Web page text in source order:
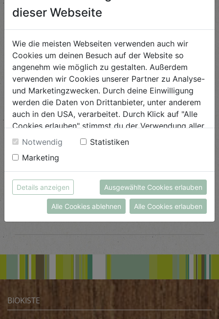
Frische Kräuter vom Bio-Kräuterhof
Brunmeir
Mit frischen Kräutern aus dem nahe Eferding g...
ANSEHEN
BIOKISTE
dieser Webseite
Wie die meisten Webseiten verwenden auch wir
Cookies um deinen Besuch auf der Website so
angenehm wie möglich zu gestalten. Außerdem
verwenden wir Cookies unserer Partner zu Analyse-
und Marketingzwecken. Durch deine Einwilligung
werden die Daten von Drittanbieter, unter anderem
auch in den USA, verarbeitet. Durch Klick auf "Alle
Cookies erlauben" stimmst du der Verwendung aller
Cookies zu. Unter "Details anzeigen" findest du alle
Infos zu den unterschiedlichen Cookies, du kannst
auch entscheiden, welche Cookies du erlauben
möchtest.
Weitere Informationen findest du in unserer
Datenschutzerklärungbzw. imImpressum
Notwendig
Statistiken
Marketing
Details anzeigen Ausgewählte Cookies erlauben
Alle Cookies ablehnen Alle Cookies erlauben